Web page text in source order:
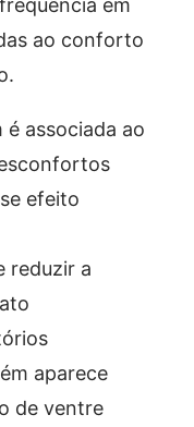
ao conforto
associada ao
efeito
reduzir a
aparece
de ventre